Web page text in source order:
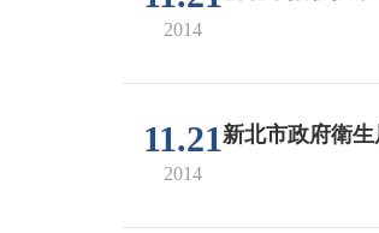
2014
11.21
2014
新北市政府衛